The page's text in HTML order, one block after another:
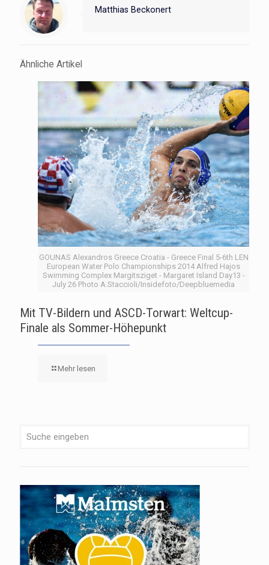
Matthias Beckonert
Ähnliche Artikel
GOUNAS Alexandros Greece Croatia - Greece Final 5-6th LEN
European Water Polo Championships 2014 Alfred Hajos
Swimming Complex Margitsziget - Margaret Island Day13 -
July 26 Photo A.Staccioli/Insidefoto/Deepbluemedia
Mit TV-Bildern und ASCD-Torwart: Weltcup-
Finale als Sommer-Höhepunkt
Mehr lesen